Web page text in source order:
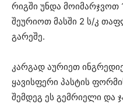
რიგში უნდა მოიმარჯვოთ
შეურიოთ მასში 2 ს/კ
გარეშე.
კარგად აურიეთ
ყავისფერი პასტის
შემდეგ ეს გემრიელი და